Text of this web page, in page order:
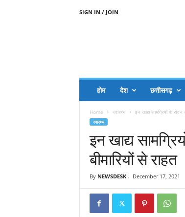
SIGN IN / JOIN
होम देश छत्तीसगढ़
Home स्वास्थ्य इन खाद्य सामग्रियों के सेवन से
स्वास्थ्य
इन खाद्य
बीमारियों से राहत
By NEWSDESK- December 17, 2021